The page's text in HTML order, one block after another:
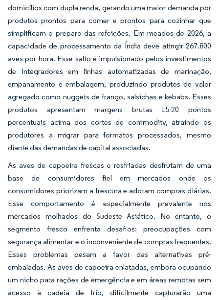
domicílios com dupla renda, gerando uma maior demanda por
produtos prontos para comer e prontos para cozinhar que
simplificam o preparo das refeições. Em meados de 2026, a
capacidade de processamento da Índia deve atingir 267.800
aves por hora. Esse salto é impulsionado pelos investimentos
de integradores em linhas automatizadas de marinação,
empanamento e embalagem, produzindo produtos de valor
agregado como nuggets de frango, salsichas e kebabs. Esses
produtos apresentam margens brutas 15-20 pontos
percentuais acima dos cortes de commodity, atraindo os
produtores a migrar para formatos processados, mesmo
diante das demandas de capital associadas.
As aves de capoeira frescas e resfriadas desfrutam de uma
base de consumidores fiel em mercados onde os
consumidores priorizam a frescura e adotam compras diárias.
Esse comportamento é especialmente prevalente nos
mercados molhados do Sudeste Asiático. No entanto, o
segmento fresco enfrenta desafios: preocupações com
segurança alimentar e o inconveniente de compras frequentes.
Esses problemas pesam a favor das alternativas pré-
embaladas. As aves de capoeira enlatadas, embora ocupando
um nicho para rações de emergência e em áreas remotas sem
acesso à cadeia de frio, dificilmente capturarão uma